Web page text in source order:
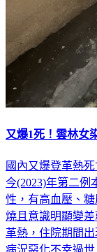
又爆1死！雲林女
國內又爆登革熱
今(2023)年第二例
性，有高血壓、
燒且意識明顯變
革熱，住院期間